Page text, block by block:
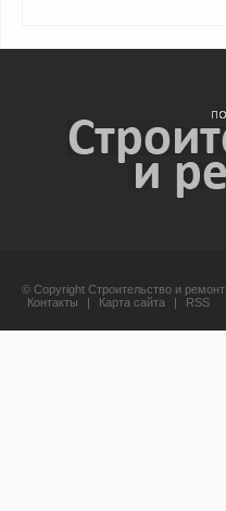
© Copyright Строительство и ремонт
Контакты
| Карта сайта | RSS